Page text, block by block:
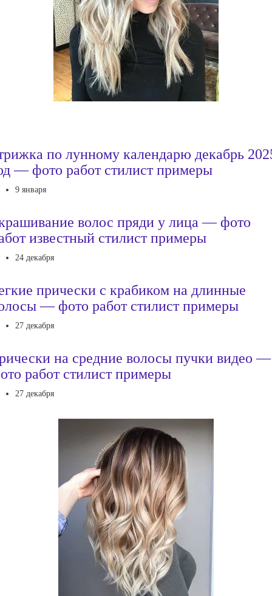
по лунному календарю декабрь
— фото работ стилист примеры
9 января
волос пряди у лица — фото
известный стилист примеры
24 декабря
прически с крабиком на длинные
— фото работ стилист примеры
27 декабря
на средние волосы пучки видео —
работ стилист примеры
27 декабря